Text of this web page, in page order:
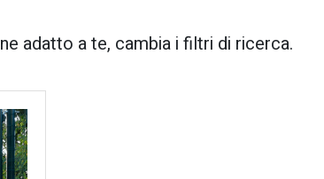
adatto a te, cambia i filtri di ricerca.